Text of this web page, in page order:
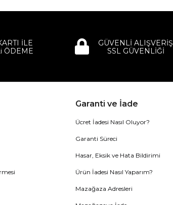
İLE
ÖDEME
GÜVENLİ ALIŞVERİŞ
SSL GÜVENLİĞİ
Garanti ve İade
Ücret İadesi Nasıl Oluyor?
Garanti Süreci
Hasar, Eksik ve Hata Bildirimi
Ürün İadesi Nasıl Yaparım?
Mazağaza Adresleri